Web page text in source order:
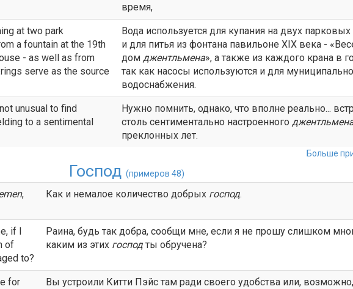
время,
at two park
a fountain at the 19th
- as well as from
serve as the source
Вода используется для купания на двух парковых
и для питья из фонтана павильоне XIX века -
дом джентльмена», а также из каждого крана в
так как насосы используются и для
водоснабжения.
unusual to find
to a sentimental
Нужно помнить, однако, что вполне реально...
столь сентиментально настроенного
преклонных лет.
Больше
Господ(примеров 48)
,
Как и немалое количество добрых господ.
if I
of
to?
Раина, будь так добра, сообщи мне, если я не прошу слишком
каким из этих господ ты обручена?
for
Вы устроили Китти Пэйс там ради своего удобства или,